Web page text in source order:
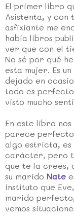
El primer libro
Asistenta, y con
asfixiante me
había libros
ver que con el
No sé por qué
esta mujer. Es un
dejado en
todo es
visto mucho
En este libro
parece
algo estricta, es
carácter, pero
que te la crees,
su marido Nate
instituto que
marido
vemos